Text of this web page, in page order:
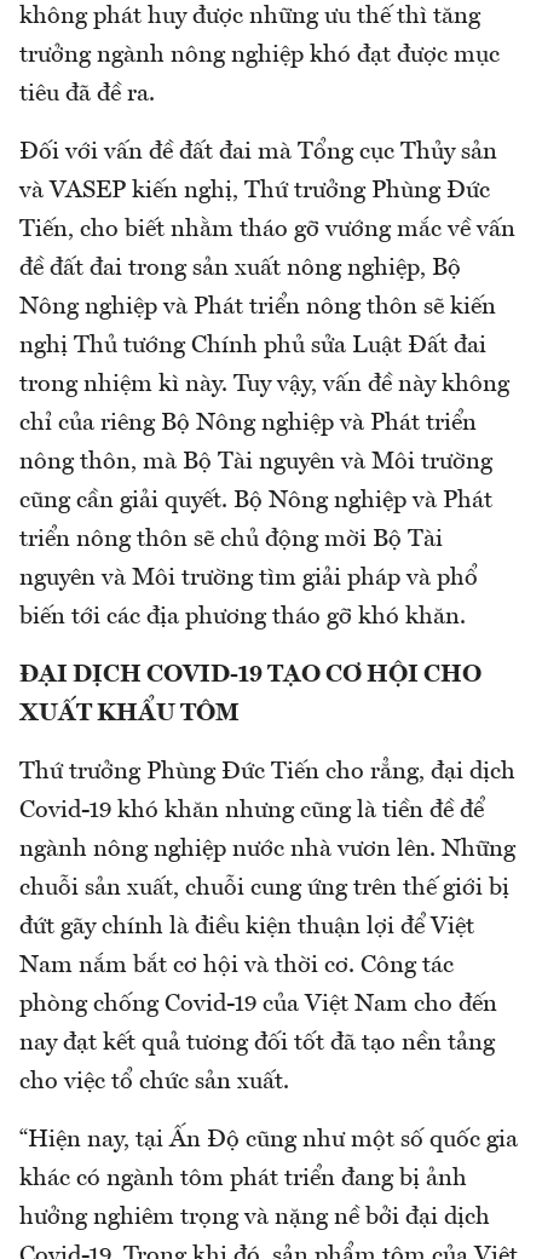
không phát huy được những ưu thế thì tăng
trưởng ngành nông nghiệp khó đạt được mục
tiêu đã đề ra.
Đối với vấn đề đất đai mà Tổng cục Thủy sản
và VASEP kiến nghị, Thứ trưởng Phùng Đức
Tiến, cho biết nhằm tháo gỡ vướng mắc về vấn
đề đất đai trong sản xuất nông nghiệp, Bộ
Nông nghiệp và Phát triển nông thôn sẽ kiến
nghị Thủ tướng Chính phủ sửa Luật Đất đai
trong nhiệm kì này. Tuy vậy, vấn đề này không
chỉ của riêng Bộ Nông nghiệp và Phát triển
nông thôn, mà Bộ Tài nguyên và Môi trường
cũng cần giải quyết. Bộ Nông nghiệp và Phát
triển nông thôn sẽ chủ động mời Bộ Tài
nguyên và Môi trường tìm giải pháp và phổ
biến tới các địa phương tháo gỡ khó khăn.
ĐẠI DỊCH COVID-19 TẠO CƠ HỘI CHO
XUẤT KHẨU TÔM
Thứ trưởng Phùng Đức Tiến cho rẳng, đại dịch
Covid-19 khó khăn nhưng cũng là tiền đề để
ngành nông nghiệp nước nhà vươn lên. Những
chuỗi sản xuất, chuỗi cung ứng trên thế giới bị
đứt gãy chính là điều kiện thuận lợi để Việt
Nam nắm bắt cơ hội và thời cơ. Công tác
phòng chống Covid-19 của Việt Nam cho đến
nay đạt kết quả tương đối tốt đã tạo nền tảng
cho việc tổ chức sản xuất.
“Hiện nay, tại Ấn Độ cũng như một số quốc gia
khác có ngành tôm phát triển đang bị ảnh
hưởng nghiêm trọng và nặng nề bởi đại dịch